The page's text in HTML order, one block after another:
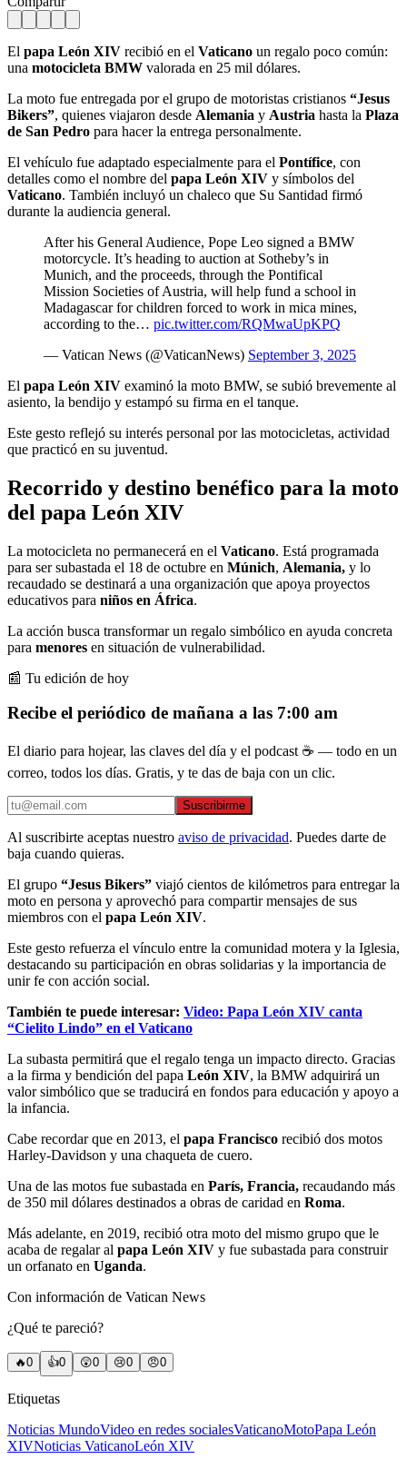
El papa León XIV recibió en el Vaticano un regalo poco común:
una motocicleta BMW valorada en 25 mil dólares.
La moto fue entregada por el grupo de motoristas cristianos “Jesus
Bikers”, quienes viajaron desde Alemania y Austria hasta la Plaza
de San Pedro para hacer la entrega personalmente.
El vehículo fue adaptado especialmente para el Pontífice, con
detalles como el nombre del papa León XIV y símbolos del
Vaticano. También incluyó un chaleco que Su Santidad firmó
durante la audiencia general.
After his General Audience, Pope Leo signed a BMW
motorcycle. It’s heading to auction at Sotheby’s in
Munich, and the proceeds, through the Pontifical
Mission Societies of Austria, will help fund a school in
Madagascar for children forced to work in mica mines,
according to the… pic.twitter.com/RQMwaUpKPQ
— Vatican News (@VaticanNews) September 3, 2025
El papa León XIV examinó la moto BMW, se subió brevemente al
asiento, la bendijo y estampó su firma en el tanque.
Este gesto reflejó su interés personal por las motocicletas, actividad
que practicó en su juventud.
Recorrido y destino benéfico para la moto
del papa León XIV
La motocicleta no permanecerá en el Vaticano. Está programada
para ser subastada el 18 de octubre en Múnich, Alemania, y lo
recaudado se destinará a una organización que apoya proyectos
educativos para niños en África.
La acción busca transformar un regalo simbólico en ayuda concreta
para menores en situación de vulnerabilidad.
📰 Tu edición de hoy
Recibe el periódico de mañana a las 7:00 am
El diario para hojear, las claves del día y el podcast ☕ — todo en un
correo, todos los días. Gratis, y te das de baja con un clic.
Suscribirme
Al suscribirte aceptas nuestro aviso de privacidad. Puedes darte de
baja cuando quieras.
El grupo “Jesus Bikers” viajó cientos de kilómetros para entregar la
moto en persona y aprovechó para compartir mensajes de sus
miembros con el papa León XIV.
Este gesto refuerza el vínculo entre la comunidad motera y la Iglesia,
destacando su participación en obras solidarias y la importancia de
unir fe con acción social.
También te puede interesar: Video: Papa León XIV canta
“Cielito Lindo” en el Vaticano
La subasta permitirá que el regalo tenga un impacto directo. Gracias
a la firma y bendición del papa León XIV, la BMW adquirirá un
valor simbólico que se traducirá en fondos para educación y apoyo a
la infancia.
Cabe recordar que en 2013, el papa Francisco recibió dos motos
Harley-Davidson y una chaqueta de cuero.
Una de las motos fue subastada en París, Francia, recaudando más
de 350 mil dólares destinados a obras de caridad en Roma.
Más adelante, en 2019, recibió otra moto del mismo grupo que le
acaba de regalar al papa León XIV y fue subastada para construir
un orfanato en Uganda.
Con información de Vatican News
¿Qué te pareció?
🔥0 👍0 😲0 😢0 😠0
Etiquetas
Noticias MundoVideo en redes socialesVaticanoMotoPapa León
XIVNoticias VaticanoLeón XIV